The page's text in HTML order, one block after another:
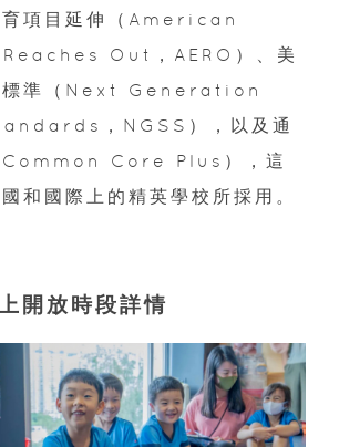
育項目延伸（American
Out，AERO）、美
標準（Next Generation
，NGSS），以及通
Common Core Plus），這
和國際上的精英學校所採用。
開放時段詳情